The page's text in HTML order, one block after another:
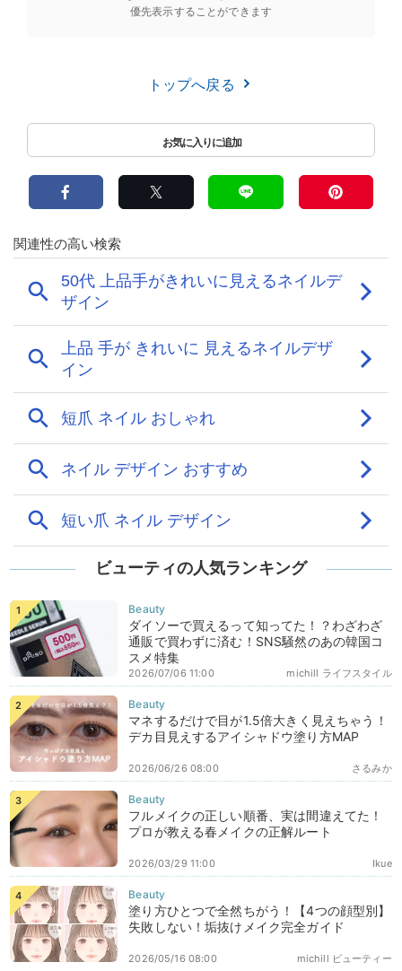
優先表示することができます
トップへ戻る
ビューティの人気ランキング
ダイソーで買えるって知ってた！？わざわざ
通販で買わずに済む！SNS騒然のあの韓国コ
スメ特集
michill ライフスタイル
2026/07/06 11:00
マネするだけで目が1.5倍大きく見えちゃう！
デカ目見えするアイシャドウ塗り方MAP
さるみか
2026/06/26 08:00
フルメイクの正しい順番、実は間違えてた！
プロが教える春メイクの正解ルート
Ikue
2026/03/29 11:00
塗り方ひとつで全然ちがう！【4つの顔型別】
失敗しない！垢抜けメイク完全ガイド
michill ビューティー
2026/05/16 08:00